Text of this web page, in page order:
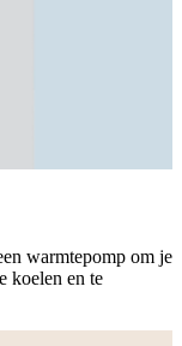
warmtepomp om je
koelen en te